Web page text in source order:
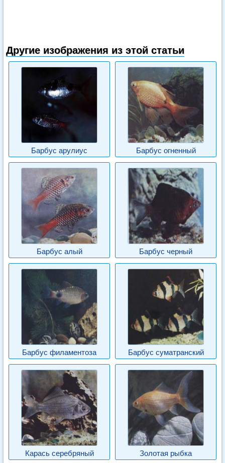
Другие изображения из этой статьи
Барбус арулиус Барбус огненный
Барбус алый Барбус черный
Барбус филаментоза Барбус суматранский
Карась серебряный Золотая рыбка